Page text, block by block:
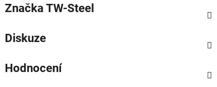
Značka TW-Steel
Diskuze
Hodnocení